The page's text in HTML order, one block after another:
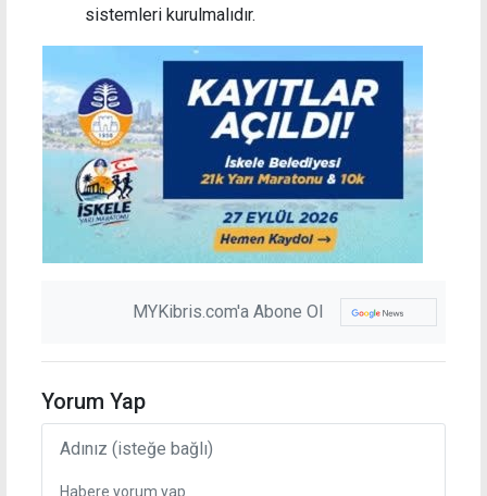
sistemleri kurulmalıdır.
MYKibris.com'a Abone Ol
Yorum Yap